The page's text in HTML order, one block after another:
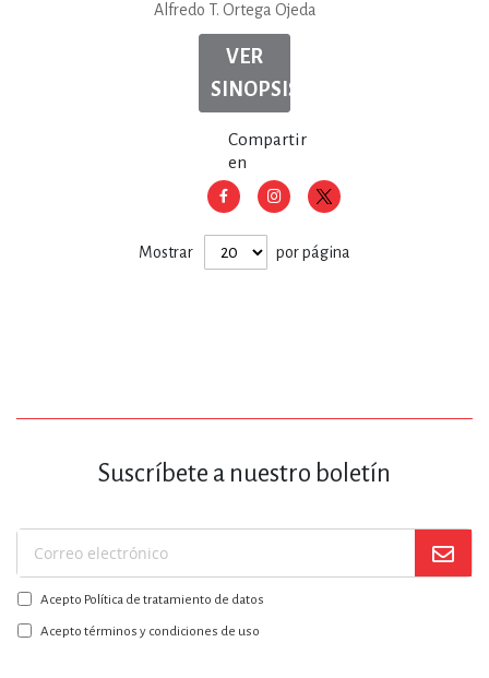
Alfredo T. Ortega Ojeda
VER
SINOPSIS
Compartir
en
Mostrar por página
Suscríbete a nuestro boletín
Suscríbase
a
nuestro
boletín:
Acepto Política de tratamiento de datos
Acepto términos y condiciones de uso